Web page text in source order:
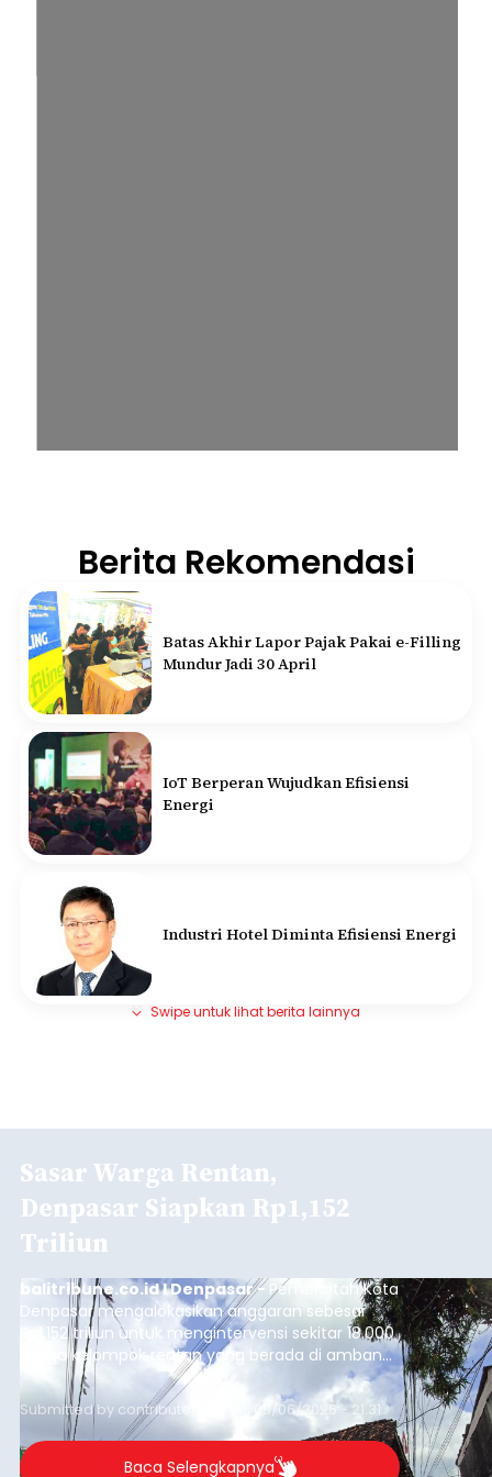
Berita Rekomendasi
Batas Akhir Lapor Pajak Pakai e-Filling
Mundur Jadi 30 April
IoT Berperan Wujudkan Efisiensi
Energi
Industri Hotel Diminta Efisiensi Energi
Swipe untuk lihat berita lainnya
Sasar Warga Rentan,
Denpasar Siapkan Rp1,152
Triliun
balitribune.co.id I Denpasar - Pemerintah Kota
Denpasar mengalokasikan anggaran sebesar
Rp1,152 triliun untuk mengintervensi sekitar 18.000
warga kelompok rentan yang berada di ambang
garis kemiskinan. Langkah strategis ini diambil
guna menjaga masyarakat yang berada pada
kelompok desil 5 dan 6 tersebut agar tidak
merosot ke kategori miskin.
Submitted by contributor Thu, 08/06/2026 - 21:31
Baca Selengkapnya